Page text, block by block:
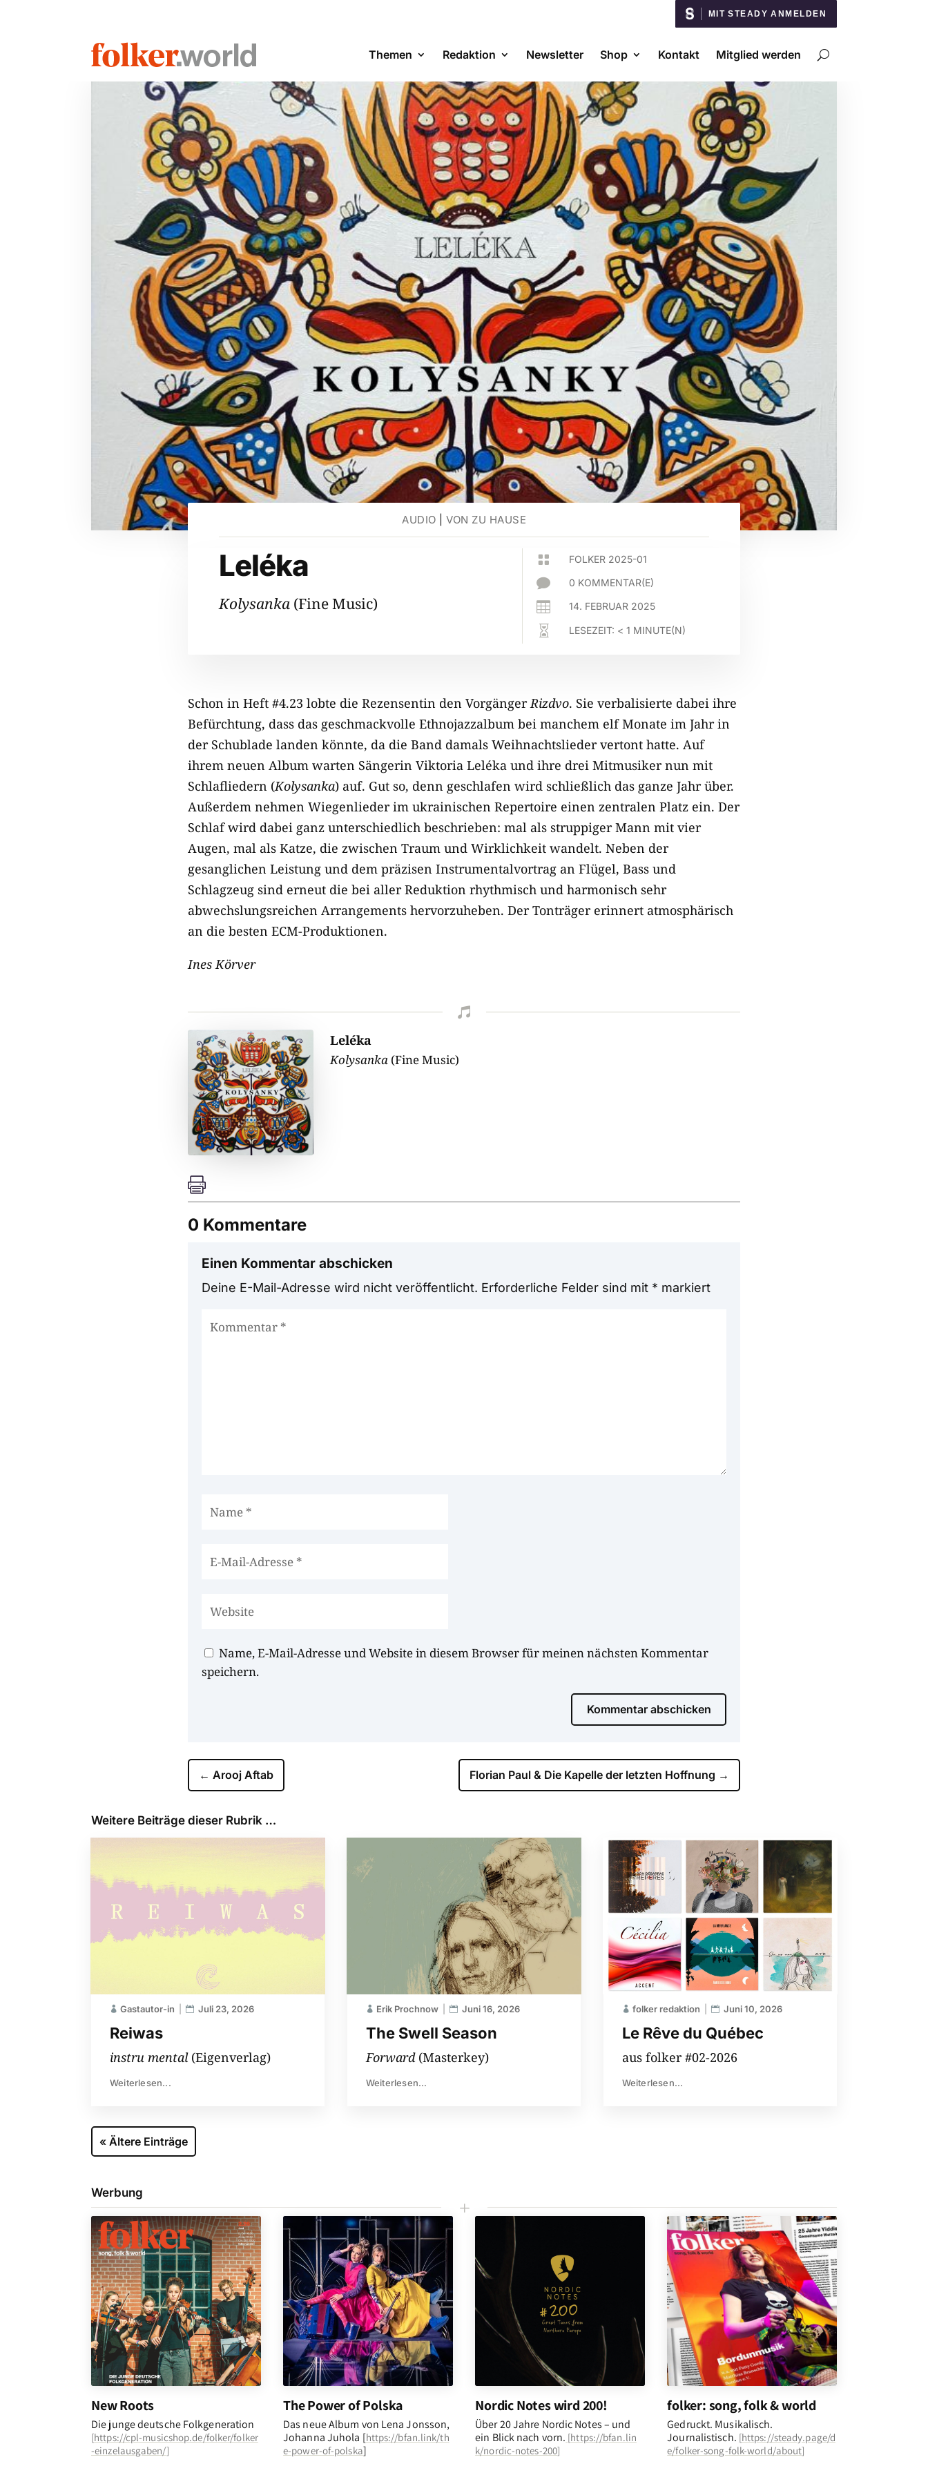
MIT STEADY ANMELDEN
Themen Redaktion Newsletter Shop Kontakt Mitglied werden
AUDIO VON ZU HAUSE
Leléka
Kolysanka (Fine Music)
 FOLKER 2025-01
 0 KOMMENTAR(E)
 14. FEBRUAR 2025
 LESEZEIT: < 1 MINUTE(N)
Schon in Heft #4.23 lobte die Rezensentin den VorgängerRizdvo. Sie verbalisierte dabei ihre
Befürchtung, dass das geschmackvolle Ethnojazzalbum bei manchem elf Monate im Jahr in
der Schublade landen könnte, da die Band damals Weihnachtslieder vertont hatte. Auf
ihrem neuen Album warten Sängerin Viktoria Leléka und ihre drei Mitmusiker nun mit
Schlafliedern (Kolysanka) auf. Gut so, denn geschlafen wird schließlich das ganze Jahr über.
Außerdem nehmen Wiegenlieder im ukrainischen Repertoire einen zentralen Platz ein. Der
Schlaf wird dabei ganz unterschiedlich beschrieben: mal als struppiger Mann mit vier
Augen, mal als Katze, die zwischen Traum und Wirklichkeit wandelt. Neben der
gesanglichen Leistung und dem präzisen Instrumentalvortrag an Flügel, Bass und
Schlagzeug sind erneut die bei aller Reduktion rhythmisch und harmonisch sehr
abwechslungsreichen Arrangements hervorzuheben. Der Tonträger erinnert atmosphärisch
an die besten ECM-Produktionen.
Ines Körver

Leléka
Kolysanka (Fine Music)

0 Kommentare
Einen Kommentar abschicken
Deine E-Mail-Adresse wird nicht veröffentlicht. Erforderliche Felder sind mit * markiert
Name, E-Mail-Adresse und Website in diesem Browser für meinen nächsten Kommentar
speichern.
Kommentar abschicken
← Arooj Aftab Florian Paul & Die Kapelle der letzten Hoffnung →
Weitere Beiträge dieser Rubrik …
Reiwas
Gastautor-in Juli 23, 2026
instru mental(Eigenverlag)
Weiterlesen...
The Swell Season
Erik Prochnow Juni 16, 2026
Forward (Masterkey)
Weiterlesen...
Le Rêve du Québec
folker redaktion Juni 10, 2026
aus folker #02-2026
Weiterlesen...
« Ältere Einträge
Werbung
L
New Roots
Die junge deutsche Folkgeneration
[https://cpl-musicshop.de/folker/folker
-einzelausgaben/]
The Power of Polska
Das neue Album von Lena Jonsson,
Johanna Juhola [https://bfan.link/th
e-power-of-polska]
Nordic Notes wird 200!
Über 20 Jahre Nordic Notes – und
ein Blick nach vorn. [https://bfan.lin
k/nordic-notes-200]
folker: song, folk & world
Gedruckt. Musikalisch.
Journalistisch. [https://steady.page/d
e/folker-song-folk-world/about]